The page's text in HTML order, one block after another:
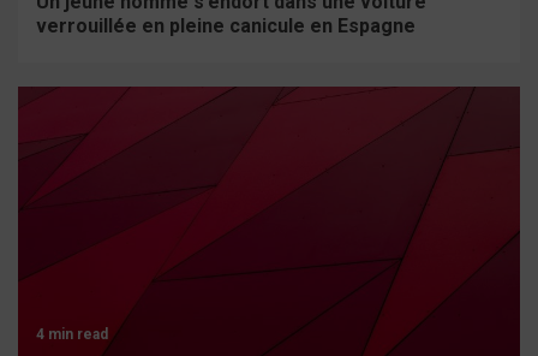
verrouillée en pleine canicule en Espagne
4 min read